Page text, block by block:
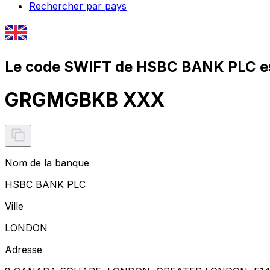
Rechercher par pays
Le code SWIFT de HSBC BANK PLC
GRGMGBKB XXX
Nom de la banque
HSBC BANK PLC
Ville
LONDON
Adresse